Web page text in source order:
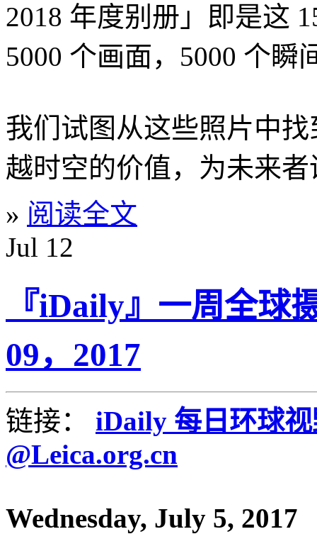
2018 年度别册」即是这
5000 个画面，5000 个瞬
我们试图从这些照片中
越时空的价值，为未来
» 阅读全文
Jul 12
『iDaily』一周全球
09，2017
链接： iDaily 每日环球
@Leica.org.cn
Wednesday, July 5, 2017